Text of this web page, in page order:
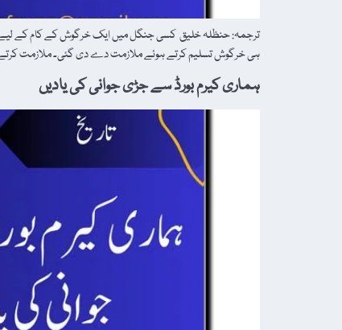
ترجمہ: حنظلہ خلیق کسی جنگل میں ایک خرگوش کے کام کے لیے
ہی خرگوش تسلیم کرتے ہوئے ملازمت دے دی گئی۔ ملازمت
ہماری کیرم بورڈ سے جڑی جوانی کی یادیں